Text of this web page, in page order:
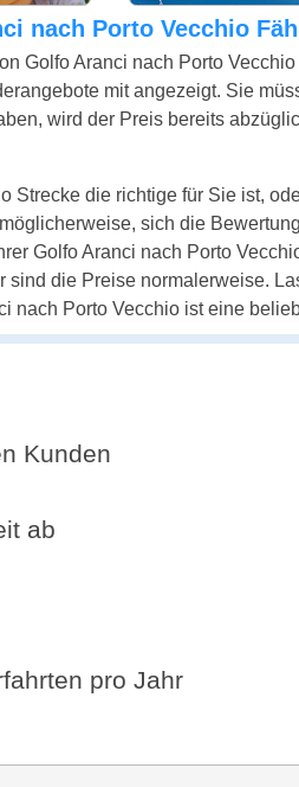
nach Porto Vecchio
Golfo Aranci nach Porto
mit angezeigt. Sie
wird der Preis bereits
Strecke die richtige für Sie ist,
sich die
Golfo Aranci nach Porto
die Preise normalerweise.
nach Porto Vecchio ist eine
Kunden
ab
pro Jahr